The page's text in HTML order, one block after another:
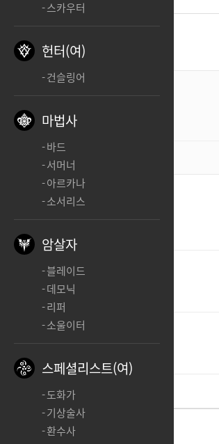
댓글3
쓰
기
/ 200
195475807
그노시스
ㅊㅊㅊ
영양영양
스카우터
헌터(여)
건슬링어
마법사
바드
서머너
아르카나
소서리스
암살자
블레이드
데모닉
리퍼
소울이터
스페셜리스트(여)
도화가
기상술사
환수사